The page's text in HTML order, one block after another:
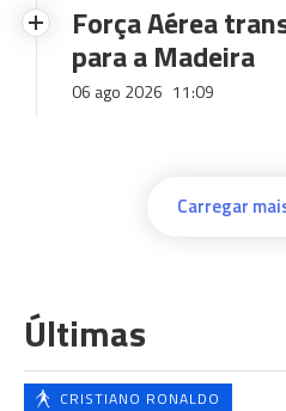
Força Aérea
para a Madeira
06 ago 2026 11:09
Carregar
Últimas
CRISTIANO RONALDO